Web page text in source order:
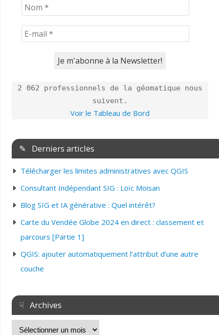
2 062 professionnels de la géomatique nous
suivent.
Voir le Tableau de Bord
✎ Derniers articles
Télécharger les limites administratives avec QGIS
Consultant Indépendant SIG : Loïc Moisan
Blog SIG et IA générative : Quel intérêt?
Carte du Vendée Globe 2024 en direct : classement et
parcours [Partie 1]
QGIS: ajouter automatiquement l’attribut d’une autre
couche
☟ Archives